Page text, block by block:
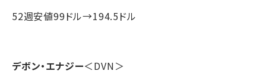
52週安値99ドル→194.5ドル
デボン・エナジー＜DVN＞